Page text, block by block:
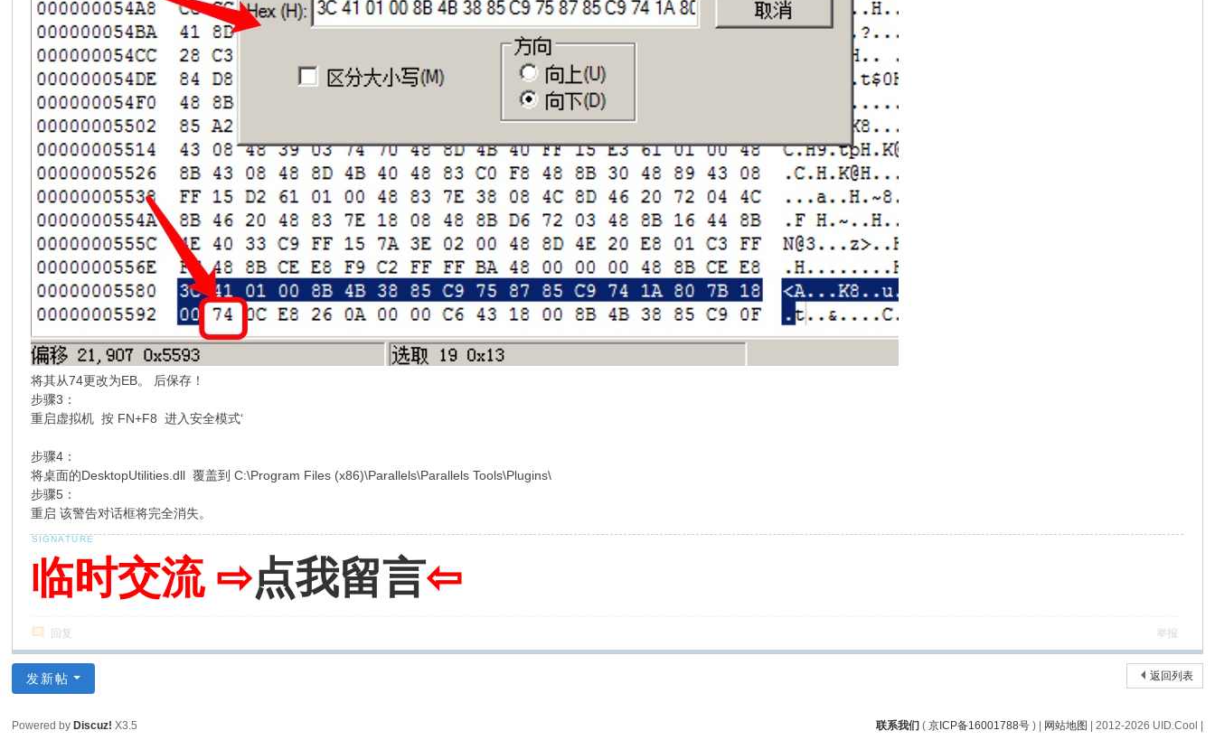
将其从74更改为EB。 后保存！
步骤3：
重启虚拟机 按 FN+F8 进入安全模式‘
步骤4：
将桌面的DesktopUtilities.dll 覆盖到 C:\Program Files (x86)\Parallels\Parallels Tools\Plugins\
步骤5：
重启 该警告对话框将完全消失。
临时交流 ⇨点我留言⇦
回复 举报
返回列表
发新帖
联系我们 ( 京ICP备16001788号) | 网站地图 | 2012-2026 UID.Cool |
Powered by Discuz! X3.5